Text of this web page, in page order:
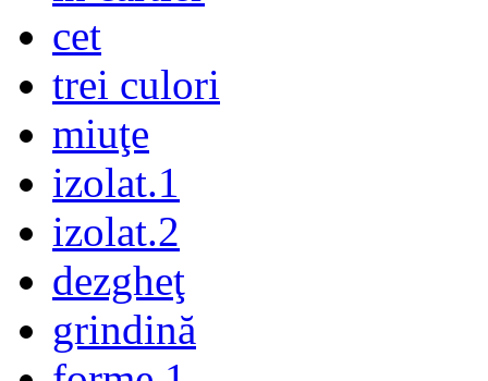
cet
trei culori
miuţe
izolat.1
izolat.2
dezgheţ
grindină